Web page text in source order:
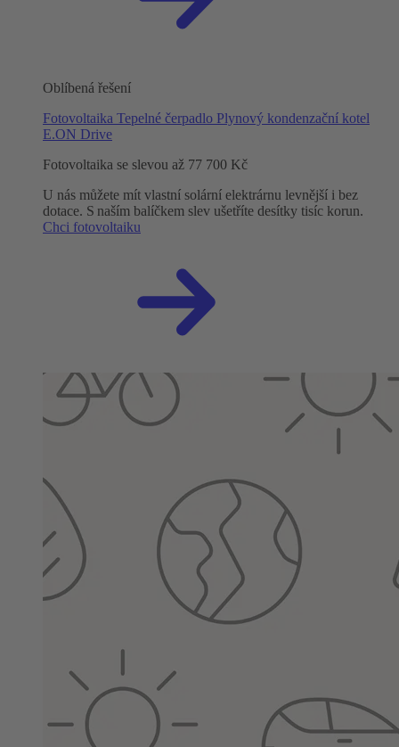
Oblíbená řešení
Fotovoltaika Tepelné čerpadlo Plynový kondenzační kotel
E.ON Drive
Fotovoltaika se slevou až 77 700 Kč
U nás můžete mít vlastní solární elektrárnu levnější i bez
dotace. S naším balíčkem slev ušetříte desítky tisíc korun.
Chci fotovoltaiku